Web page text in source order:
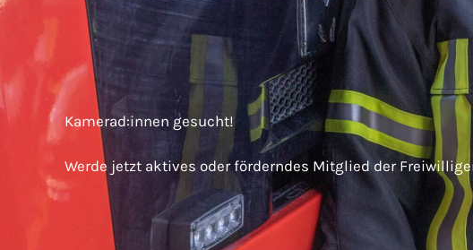
Kamerad:innen gesucht!
Werde jetzt aktives oder förderndes Mitglied der